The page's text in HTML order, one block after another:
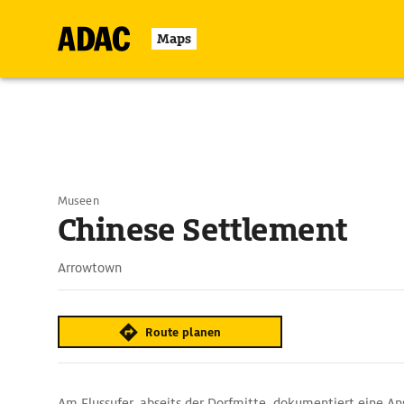
Maps
Museen
Chinese Settlement
Arrowtown
Route planen